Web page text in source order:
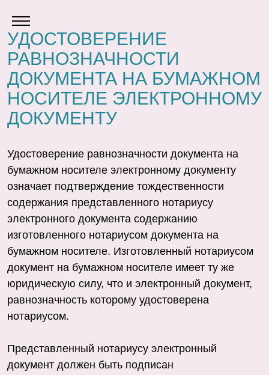
УДОСТОВЕРЕНИЕ
РАВНОЗНАЧНОСТИ
ДОКУМЕНТА НА БУМАЖНОМ
НОСИТЕЛЕ ЭЛЕКТРОННОМУ
ДОКУМЕНТУ
Удостоверение равнозначности документа на
бумажном носителе электронному документу
означает подтверждение тождественности
содержания представленного нотариусу
электронного документа содержанию
изготовленного нотариусом документа на
бумажном носителе. Изготовленный нотариусом
документ на бумажном носителе имеет ту же
юридическую силу, что и электронный документ,
равнозначность которому удостоверена
нотариусом.
Представленный нотариусу электронный
документ должен быть подписан